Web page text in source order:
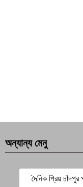
অন্যান্য মেনু
দৈনিক প্রিয় চাঁদপুর